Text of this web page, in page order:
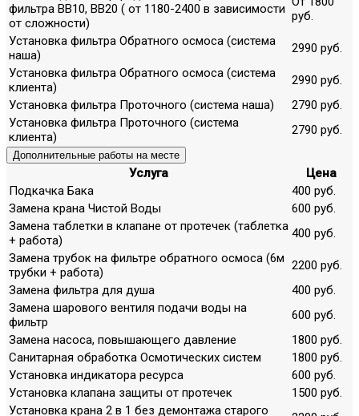
фильтра ВВ10, ВВ20 ( от 1180-2400 в зависимости
от сложности)
руб.
Установка фильтра Обратного осмоса (система
наша)
2990 руб.
Установка фильтра Обратного осмоса (система
клиента)
2990 руб.
Установка фильтра Проточного (система наша)
2790 руб.
Установка фильтра Проточного (система
клиента)
2790 руб.
Дополнительные работы на месте
Услуга
Цена
Подкачка Бака
400 руб.
Замена крана Чистой Воды
600 руб.
Замена таблетки в клапане от протечек (таблетка
+ работа)
400 руб.
Замена трубок на фильтре обратного осмоса (6м
трубки + работа)
2200 руб.
Замена фильтра для душа
400 руб.
Замена шарового вентиля подачи воды на
фильтр
600 руб.
Замена насоса, повышающего давление
1800 руб.
Санитарная обработка Осмотических систем
1800 руб.
Установка индикатора ресурса
600 руб.
Установка клапана защиты от протечек
1500 руб.
Установка крана 2 в 1 без демонтажа старого